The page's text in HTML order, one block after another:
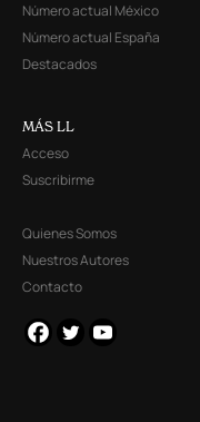
Número actual México
Número actual España
Destacados
MÁS LL
Acceso
Suscribirme
Quienes Somos
Nuestros Autores
Contacto